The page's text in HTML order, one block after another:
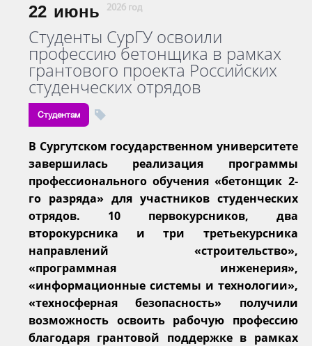
22 июнь 2026 год
Студенты СурГУ освоили
профессию бетонщика в рамках
грантового проекта Российских
студенческих отрядов
Студентам
В Сургутском государственном университете
завершилась реализация программы
профессионального обучения «бетонщик 2-
го разряда» для участников студенческих
отрядов. 10 первокурсников, два
второкурсника и три третьекурсника
направлений «строительство»,
«программная инженерия»,
«информационные системы и технологии»,
«техносферная безопасность» получили
возможность освоить рабочую профессию
благодаря грантовой поддержке в рамках